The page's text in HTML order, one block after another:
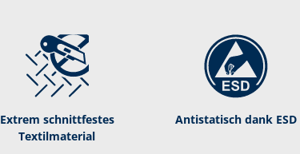
Extrem schnittfestes
Textilmaterial
Antistatisch dank ESD